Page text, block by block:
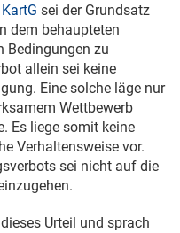
sei der Grundsatz
dem behaupteten
Bedingungen zu
allein sei keine
Eine solche läge nur
Wettbewerb
Es liege somit keine
Verhaltensweise vor.
sei nicht auf die
Urteil und sprach